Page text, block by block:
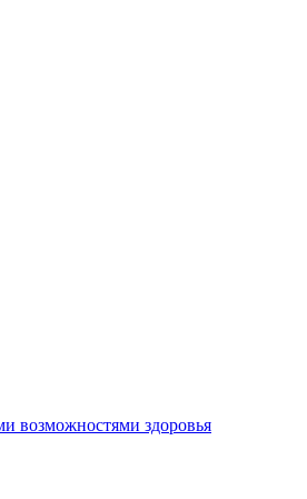
возможностями здоровья